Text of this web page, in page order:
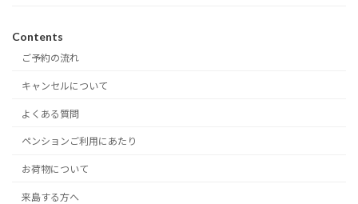
Contents
ご予約の流れ
キャンセルについて
よくある質問
ペンションご利用にあたり
お荷物について
来島する方へ